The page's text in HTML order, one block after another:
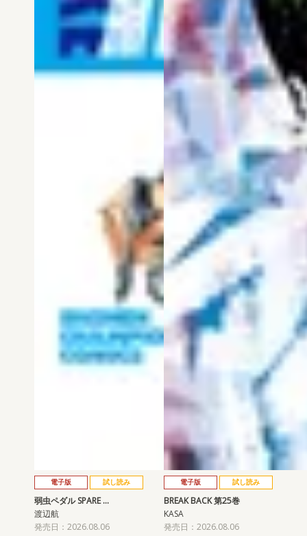
電子版 試し読み
弱虫ペダル SPARE …
渡辺航
発売日：2026.08.06
電子版 試し読み
BREAK BACK 第25巻
KASA
発売日：2026.08.06